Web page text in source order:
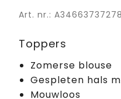
Art. nr.: A34663737278
Toppers
Zomerse blouse
Gespleten hals
Mouwloos